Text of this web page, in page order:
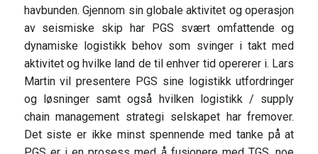
havbunden. Gjennom sin globale aktivitet og operasjon
av seismiske skip har PGS svært omfattende og
dynamiske logistikk behov som svinger i takt med
aktivitet og hvilke land de til enhver tid opererer i. Lars
Martin vil presentere PGS sine logistikk utfordringer
og løsninger samt også hvilken logistikk / supply
chain management strategi selskapet har fremover.
Det siste er ikke minst spennende med tanke på at